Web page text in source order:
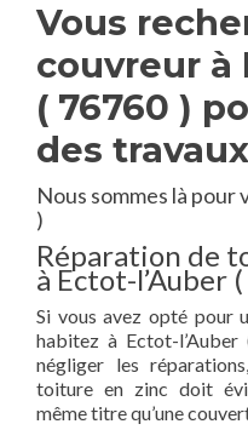
Vous
couvreur à
( 76760 )
des
Nous sommes là pour
)
Réparation de
à Ectot-l’Auber
Si vous avez opté pour
habitez à Ectot-
négliger les
toiture en zinc doit
même titre qu’une